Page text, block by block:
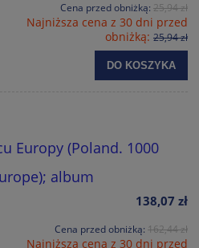
Cena przed obniżką: 25,94 zł
Najniższa cena z 30 dni przed
obniżką: 25,94 zł
DO KOSZYKA
Europy (Poland. 1000
album
138,07 zł
Cena przed obniżką: 162,44 zł
Najniższa cena z 30 dni przed